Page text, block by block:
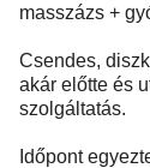
masszázs +
Csendes,
akár előtte és
szolgáltatás.
Időpont